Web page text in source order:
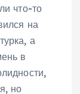
что-то
на
а
в
но